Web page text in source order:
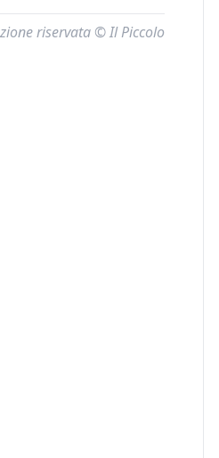
riservata © Il Piccolo